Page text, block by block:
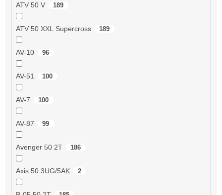
ATV 50 V 189
ATV 50 XXL Supercross 189
AV-10 96
AV-51 100
AV-7 100
AV-87 99
Avenger 50 2T 186
Axis 50 3UG/5AK 2